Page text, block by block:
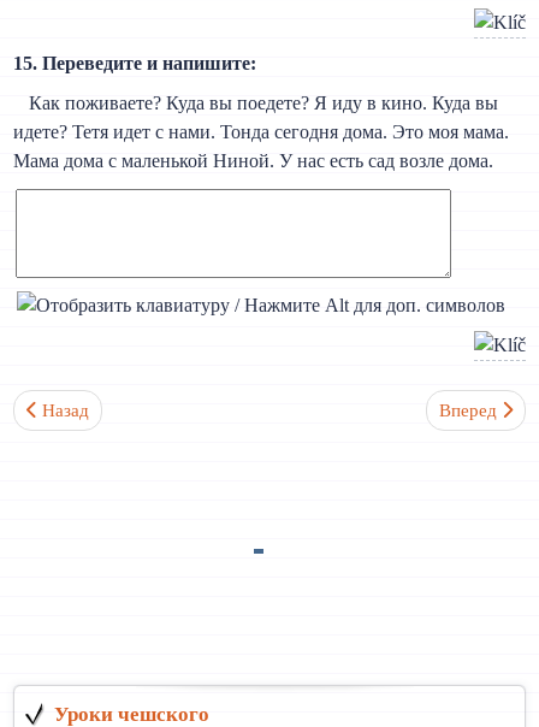
15. Переведите и напишите:
Как поживаете? Куда вы поедете? Я иду в кино. Куда вы
идете? Тетя идет с нами. Тонда сегодня дома. Это моя мама.
Мама дома с маленькой Ниной. У нас есть сад возле дома.
Предыдущий: Урок 5. Будущее время глагола být, глаголов
Назад Следующий:
Вперед
Уроки чешского